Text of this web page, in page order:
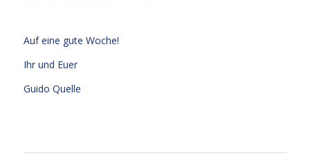
Auf eine gute Woche!
Ihr und Euer
Guido Quelle